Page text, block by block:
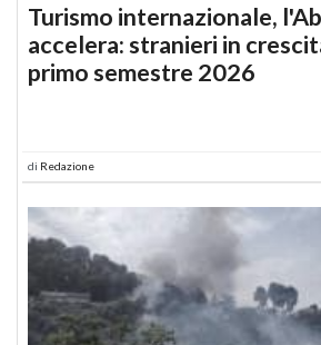
Turismo internazionale,
accelera: stranieri in
primo semestre 2026
di Redazione